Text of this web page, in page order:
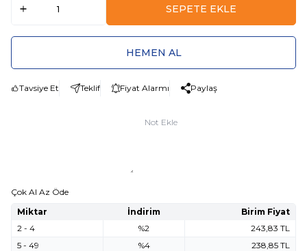
SEPETE EKLE
HEMEN AL
Tavsiye Et Teklif Fiyat Alarmı Paylaş
Not Ekle
Çok Al Az Öde
Miktar
İndirim
Birim Fiyat
2 - 4
%2 243,83 TL
5 - 49
%4 238,85 TL